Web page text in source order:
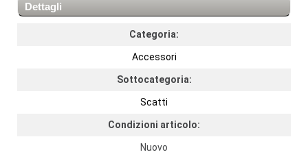
Dettagli
Categoria:
Accessori
Sottocategoria:
Scatti
Condizioni articolo:
Nuovo